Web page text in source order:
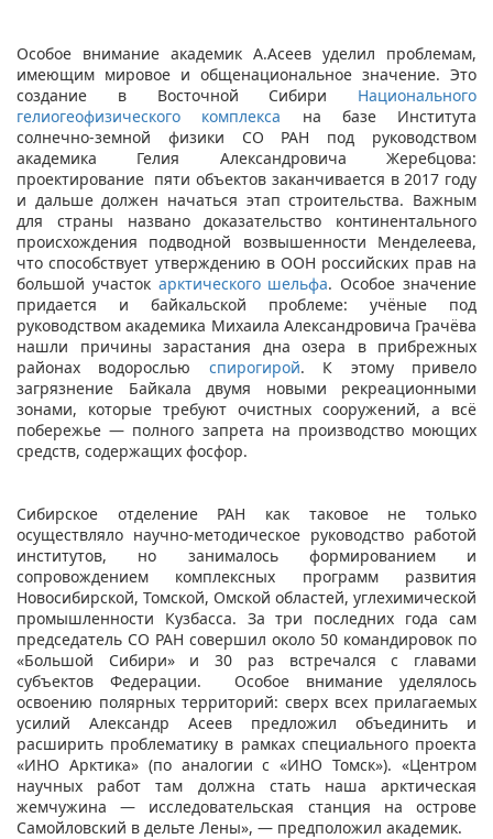
Особое внимание академик А.Асеев уделил проблемам,
имеющим мировое и общенациональное значение. Это
создание в Восточной Сибири Национального
гелиогеофизического комплекса на базе Института
солнечно-земной физики СО РАН под руководством
академика Гелия Александровича Жеребцова:
проектирование пяти объектов заканчивается в 2017 году
и дальше должен начаться этап строительства. Важным
для страны названо доказательство континентального
происхождения подводной возвышенности Менделеева,
что способствует утверждению в ООН российских прав на
большой участок арктического шельфа. Особое значение
придается и байкальской проблеме: учёные под
руководством академика Михаила Александровича Грачёва
нашли причины зарастания дна озера в прибрежных
районах водорослью спирогирой. К этому привело
загрязнение Байкала двумя новыми рекреационными
зонами, которые требуют очистных сооружений, а всё
побережье ― полного запрета на производство моющих
средств, содержащих фосфор.
Сибирское отделение РАН как таковое не только
осуществляло научно-методическое руководство работой
институтов, но занималось формированием и
сопровождением комплексных программ развития
Новосибирской, Томской, Омской областей, углехимической
промышленности Кузбасса. За три последних года сам
председатель СО РАН совершил около 50 командировок по
«Большой Сибири» и 30 раз встречался с главами
субъектов Федерации. Особое внимание уделялось
освоению полярных территорий: сверх всех прилагаемых
усилий Александр Асеев предложил объединить и
расширить проблематику в рамках специального проекта
«ИНО Арктика» (по аналогии с «ИНО Томск»). «Центром
научных работ там должна стать наша арктическая
жемчужина ― исследовательская станция на острове
Самойловский в дельте Лены», ― предположил академик.